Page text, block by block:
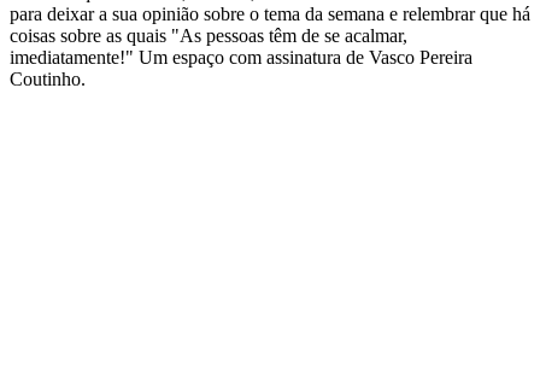
para deixar a sua opinião sobre o tema da semana e relembrar que há
coisas sobre as quais "As pessoas têm de se acalmar,
imediatamente!" Um espaço com assinatura de Vasco Pereira
Coutinho.